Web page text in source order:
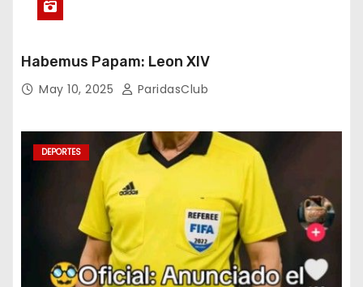
Habemus Papam: Leon XIV
May 10, 2025 ParidasClub
DEPORTES